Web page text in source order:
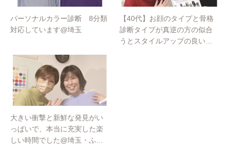
パーソナルカラー診断 8分類
対応しています@埼玉
【40代】お顔のタイプと骨格
診断タイプが真逆の方の似合
うとスタイルアップの良いと
大きい衝撃と新鮮な発見がい
っぱいで、本当に充実した楽
しい時間でした@埼玉・ふじ